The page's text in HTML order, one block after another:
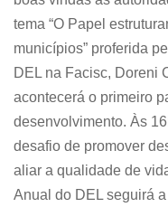
tema “O Papel
municípios” proferida
DEL na Facisc, Doreni
acontecerá o primeiro
desenvolvimento. Às
desafio de promover
aliar a qualidade de
Anual do DEL seguirá